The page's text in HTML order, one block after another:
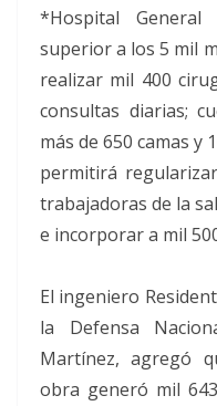
*Hospital
superior a los 5 mil
realizar mil 400
consultas diarias;
más de 650 camas y
permitirá
trabajadoras de la
e incorporar a mil
El ingeniero
la Defensa
Martínez, agregó
obra generó mil